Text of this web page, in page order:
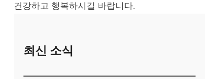
건강하고 행복하시길 바랍니다.
최신 소식